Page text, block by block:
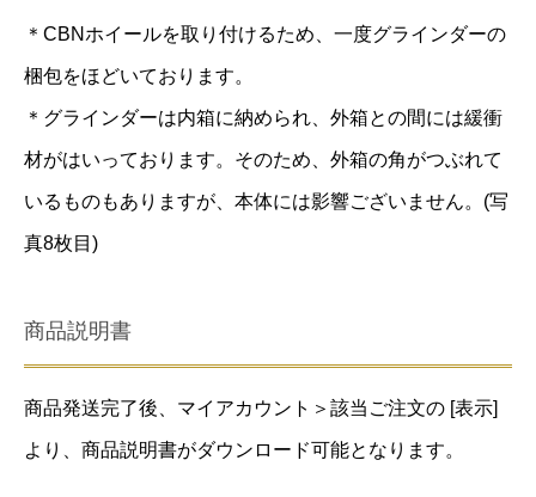
＊CBNホイールを取り付けるため、一度グラインダーの
梱包をほどいております。
＊グラインダーは内箱に納められ、外箱との間には緩衝
材がはいっております。そのため、外箱の角がつぶれて
いるものもありますが、本体には影響ございません。(写
真8枚目)
商品説明書
商品発送完了後、マイアカウント＞該当ご注文の [表示]
より、商品説明書がダウンロード可能となります。